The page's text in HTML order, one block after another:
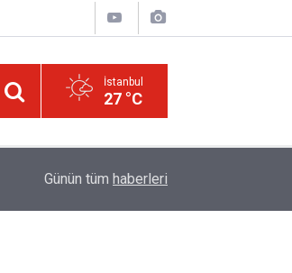
İstanbul
27 °C
Okullarında yapay zeka ile kopyaya karşı
Günün tüm haberleri